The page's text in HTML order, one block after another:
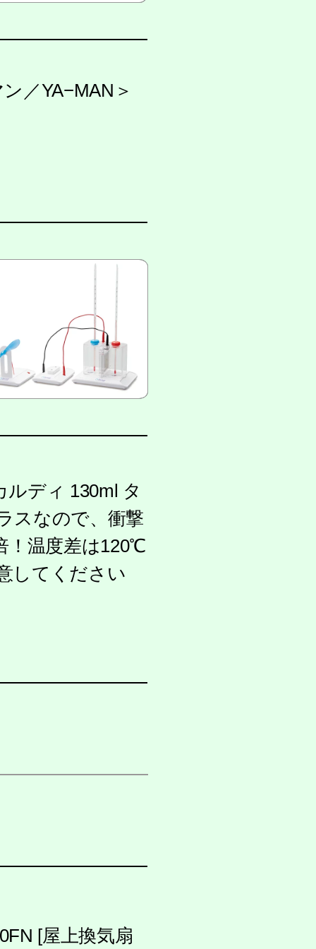
／YA−MAN＞
ディ 130ml タ
スなので、衝撃
！温度差は120℃
してください
[屋上換気扇